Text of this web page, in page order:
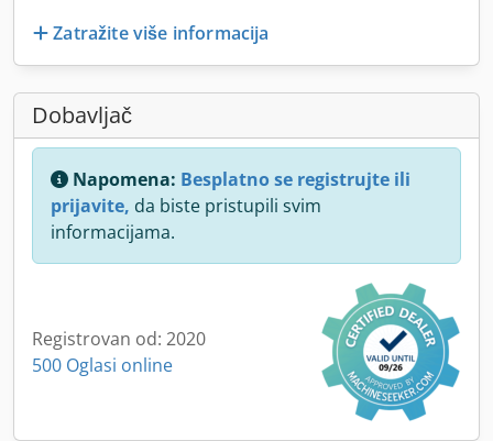
Zatražite više informacija
Dobavljač
Napomena: Besplatno se registrujte ili
prijavite, da biste pristupili svim
informacijama.
Registrovan od: 2020
500 Oglasi online